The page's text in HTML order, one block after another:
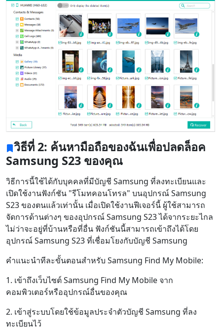
วิธีที่ 2: ค้นหามือถือของฉันเพื่อปลดล็อค
Samsung S23 ของคุณ
วิธีการนี้ใช้ได้กับบุคคลที่มีบัญชี Samsung ที่ลงทะเบียนและ
เปิดใช้งานฟังก์ชัน "รีโมทคอนโทรล" บนอุปกรณ์ Samsung
S23 ของตนแล้วเท่านั้น เมื่อเปิดใช้งานฟีเจอร์นี้ ผู้ใช้สามารถ
จัดการด้านต่างๆ ของอุปกรณ์ Samsung S23 ได้จากระยะไกล
ไม่ว่าจะอยู่ที่บ้านหรือที่อื่น ฟังก์ชันนี้สามารถเข้าถึงได้โดย
อุปกรณ์ Samsung S23 ที่เชื่อมโยงกับบัญชี Samsung
คำแนะนำทีละขั้นตอนสำหรับ Samsung Find My Mobile:
1. เข้าถึงเว็บไซต์ Samsung Find My Mobile จาก
คอมพิวเตอร์หรืออุปกรณ์อื่นของคุณ
2. เข้าสู่ระบบโดยใช้ข้อมูลประจำตัวบัญชี Samsung ที่ลง
ทะเบียนไว้